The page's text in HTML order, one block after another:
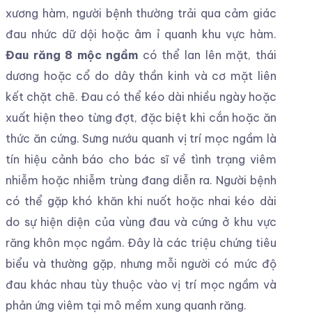
xương hàm, người bệnh thường trải qua cảm giác
đau nhức dữ dội hoặc âm ỉ quanh khu vực hàm.
Đau răng 8 mộc ngầm có thể lan lên mặt, thái
dương hoặc cổ do dây thần kinh và cơ mặt liên
kết chặt chẽ. Đau có thể kéo dài nhiều ngày hoặc
xuất hiện theo từng đợt, đặc biệt khi cắn hoặc ăn
thức ăn cứng. Sưng nướu quanh vị trí mọc ngầm là
tín hiệu cảnh báo cho bác sĩ về tình trạng viêm
nhiễm hoặc nhiễm trùng đang diễn ra. Người bệnh
có thể gặp khó khăn khi nuốt hoặc nhai kéo dài
do sự hiện diện của vùng đau và cứng ở khu vực
răng khôn mọc ngầm. Đây là các triệu chứng tiêu
biểu và thường gặp, nhưng mỗi người có mức độ
đau khác nhau tùy thuộc vào vị trí mọc ngầm và
phản ứng viêm tại mô mềm xung quanh răng.